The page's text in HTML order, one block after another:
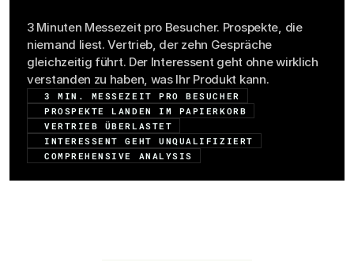
3 Minuten Messezeit pro Besucher. Prospekte, die
niemand liest. Vertrieb, der zehn Gespräche
gleichzeitig führt. Der Interessent geht ohne wirklich
verstanden zu haben, was Ihr Produkt kann.
3 MIN. MESSEZEIT PRO BESUCHER
PROSPEKTE LANDEN IM PAPIERKORB
VERTRIEB ÜBERLASTET
INTERESSENT GEHT UNQUALIFIZIERT
COMPREHENSIVE ANALYSIS